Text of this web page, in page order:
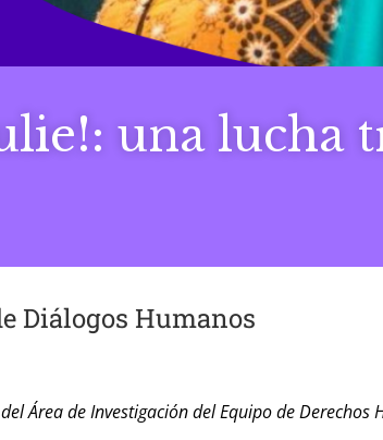
una lucha
Diálogos Humanos
Área de Investigación del Equipo de Derechos